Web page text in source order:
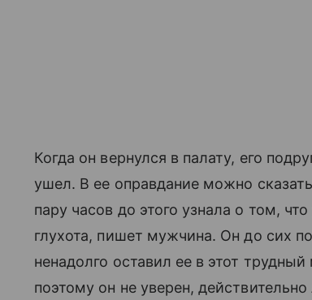
Когда он вернулся в палату, его
ушел. В ее оправдание можно
пару часов до этого узнала о том,
глухота, пишет мужчина. Он до сих
ненадолго оставил ее в этот
поэтому он не уверен, действительно